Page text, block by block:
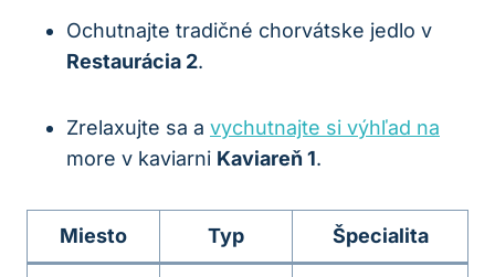
Ochutnajte tradičné chorvátske jedlo v
Restaurácia 2.
Zrelaxujte sa a vychutnajte si výhľad na
more v kaviarni Kaviareň 1.
Miesto Typ Špecialita